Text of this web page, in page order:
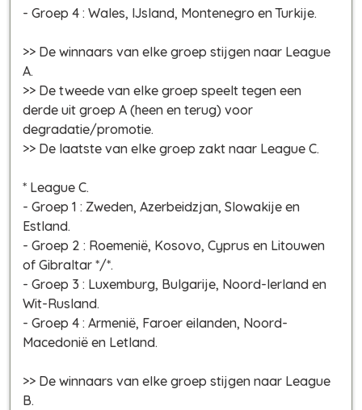
- Groep 4 : Wales, IJsland, Montenegro en Turkije.
>> De winnaars van elke groep stijgen naar League
A.
>> De tweede van elke groep speelt tegen een
derde uit groep A (heen en terug) voor
degradatie/promotie.
>> De laatste van elke groep zakt naar League C.
* League C.
- Groep 1 : Zweden, Azerbeidzjan, Slowakije en
Estland.
- Groep 2 : Roemenië, Kosovo, Cyprus en Litouwen
of Gibraltar */*.
- Groep 3 : Luxemburg, Bulgarije, Noord-Ierland en
Wit-Rusland.
- Groep 4 : Armenië, Faroer eilanden, Noord-
Macedonië en Letland.
>> De winnaars van elke groep stijgen naar League
B.